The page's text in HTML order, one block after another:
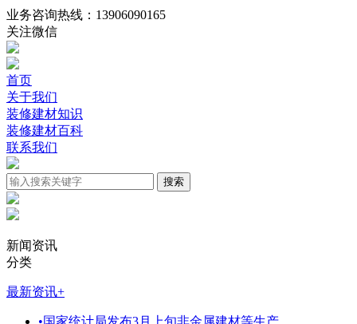
业务咨询热线： 13906090165
关注微信
首页
关于我们
装修建材知识
装修建材百科
联系我们
新闻资讯
分类
最新资讯+
•国家统计局发布3月上旬非金属建材等生产